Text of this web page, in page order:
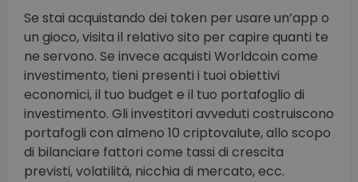
Se stai acquistando dei token per usare un’app o
un gioco, visita il relativo sito per capire quanti te
ne servono. Se invece acquisti Worldcoin come
investimento, tieni presenti i tuoi obiettivi
economici, il tuo budget e il tuo portafoglio di
investimento. Gli investitori avveduti costruiscono
portafogli con almeno 10 criptovalute, allo scopo
di bilanciare fattori come tassi di crescita
previsti, volatilità, nicchia di mercato, ecc.